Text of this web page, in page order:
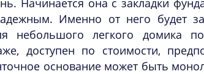
Начинается она с закладки
Именно от него будет
небольшого легкого домика
доступен по стоимости,
основание может быть